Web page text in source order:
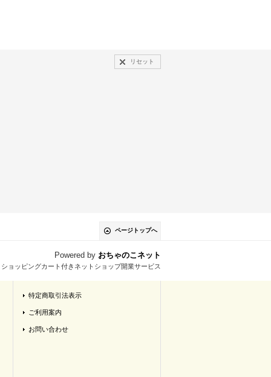
リセット
ページトップへ
Powered by おちゃのこネット
ョッピングカート付きネットショップ開業サービス
特定商取引法表示
ご利用案内
お問い合わせ